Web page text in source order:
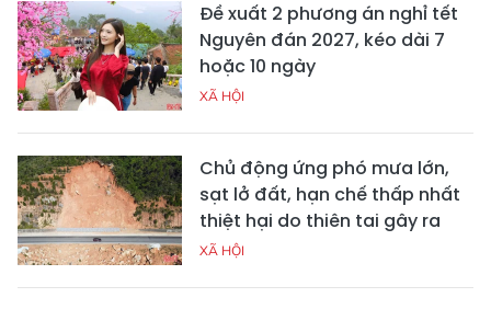
Đề xuất 2 phương án nghỉ tết
Nguyên đán 2027, kéo dài 7
hoặc 10 ngày
XÃ HỘI
Chủ động ứng phó mưa lớn,
sạt lở đất, hạn chế thấp nhất
thiệt hại do thiên tai gây ra
XÃ HỘI